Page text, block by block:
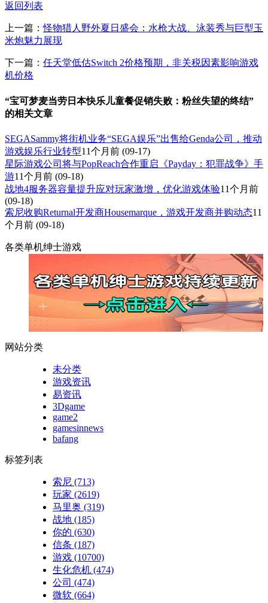
返回列表
上一篇：怪物猎人野外夏日盛会：水枪大战、泳装秀与巨型玉
米炮魅力展现
下一篇： 任天堂低估Switch 2价格预期，非关税因素影响游戏
机价格
“宝可梦麦当劳日本快乐儿童餐促销失败：粉丝失望的终结”
的相关文章
SEGASammy将街机业务“SEGA娱乐”出售给Genda公司，推动
游戏娱乐行业转型11个月前 (09-17)
星际游戏公司将与PopReach合作重启《Payday：犯罪战争》手
游11个月前 (09-18)
战地4服务器容量提升应对玩家激增，优化游戏体验11个月前
(09-18)
索尼收购Returnal开发商Housemarque，游戏开发商并购动态11
个月前 (09-18)
各类单机绅士游戏
网站分类
未分类
游戏资讯
易资讯
3Dgame
game2
gamesinnews
bafang
标签列表
索尼 (713)
玩家 (2619)
马里奥 (319)
战地 (185)
你的 (630)
信条 (187)
游戏 (10700)
生化危机 (474)
公司 (474)
微软 (664)